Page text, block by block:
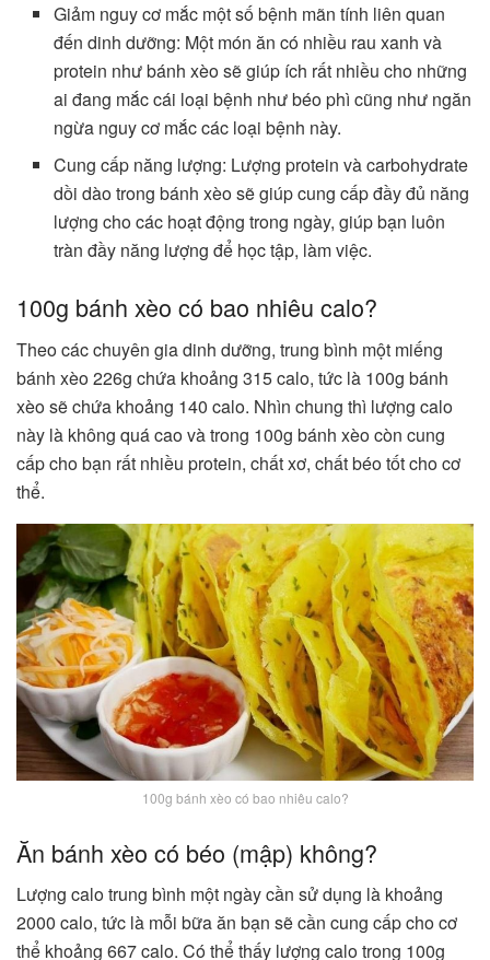
Giảm nguy cơ mắc một số bệnh mãn tính liên quan
đến dinh dưỡng: Một món ăn có nhiều rau xanh và
protein như bánh xèo sẽ giúp ích rất nhiều cho những
ai đang mắc cái loại bệnh như béo phì cũng như ngăn
ngừa nguy cơ mắc các loại bệnh này.
Cung cấp năng lượng: Lượng protein và carbohydrate
dồi dào trong bánh xèo sẽ giúp cung cấp đầy đủ năng
lượng cho các hoạt động trong ngày, giúp bạn luôn
tràn đầy năng lượng để học tập, làm việc.
100g bánh xèo có bao nhiêu calo?
Theo các chuyên gia dinh dưỡng, trung bình một miếng
bánh xèo 226g chứa khoảng 315 calo, tức là 100g bánh
xèo sẽ chứa khoảng 140 calo. Nhìn chung thì lượng calo
này là không quá cao và trong 100g bánh xèo còn cung
cấp cho bạn rất nhiều protein, chất xơ, chất béo tốt cho cơ
thể.
100g bánh xèo có bao nhiêu calo?
Ăn bánh xèo có béo (mập) không?
Lượng calo trung bình một ngày cần sử dụng là khoảng
2000 calo, tức là mỗi bữa ăn bạn sẽ cần cung cấp cho cơ
thể khoảng 667 calo. Có thể thấy lượng calo trong 100g